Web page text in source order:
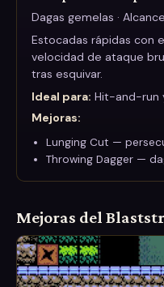
Dagas gemelas ·
Estocadas rápidas con
velocidad de ataque
tras esquivar.
Ideal para: Hit-and-run
Mejoras:
Lunging Cut —
Throwing Dagger —
Mejoras del